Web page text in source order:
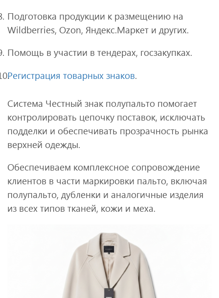
Подготовка продукции к размещению на
Wildberries, Ozon, Яндекс.Маркет и других.
Помощь в участии в тендерах, госзакупках.
Регистрация товарных знаков.
Система Честный знак полупальто помогает
контролировать цепочку поставок, исключать
подделки и обеспечивать прозрачность рынка
верхней одежды.
Обеспечиваем комплексное сопровождение
клиентов в части маркировки пальто, включая
полупальто, дубленки и аналогичные изделия
из всех типов тканей, кожи и меха.